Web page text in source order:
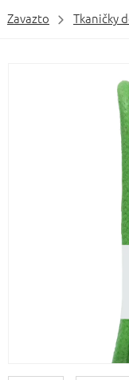
Zavazto Tkaničky